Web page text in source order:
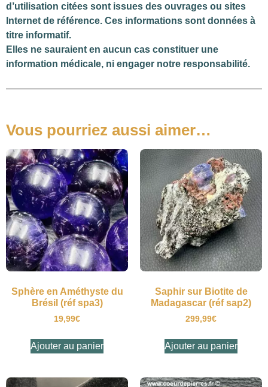
d’utilisation citées sont issues des ouvrages ou sites
Internet de référence. Ces informations sont données à
titre informatif.
Elles ne sauraient en aucun cas constituer une
information médicale, ni engager notre responsabilité.
Vous pourriez aussi aimer…
Sphère en Améthyste du
Brésil (réf spa3)
19,99€
Ajouter au panier
Saphir sur Biotite de
Madagascar (réf sap2)
299,99€
Ajouter au panier